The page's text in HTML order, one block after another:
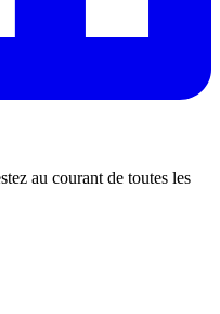
au courant de toutes les